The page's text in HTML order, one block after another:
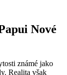
Nové
známé jako‌
Realita však